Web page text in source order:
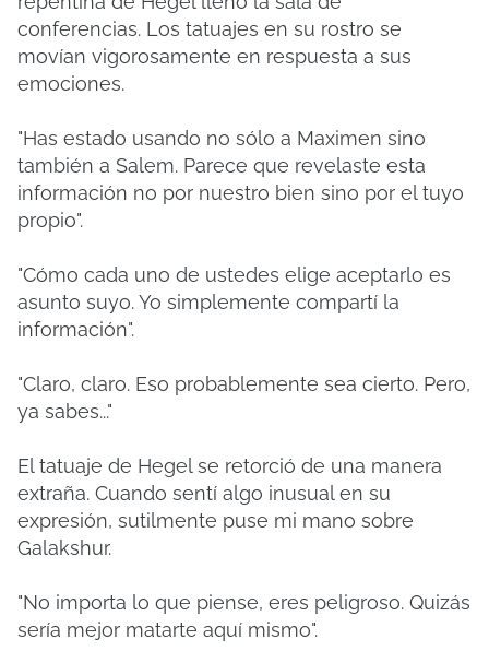
conferencias. Los tatuajes en su rostro se
movían vigorosamente en respuesta a sus
emociones.
"Has estado usando no sólo a Maximen sino
también a Salem. Parece que revelaste esta
información no por nuestro bien sino por el tuyo
propio".
"Cómo cada uno de ustedes elige aceptarlo es
asunto suyo. Yo simplemente compartí la
información".
"Claro, claro. Eso probablemente sea cierto. Pero,
ya sabes..."
El tatuaje de Hegel se retorció de una manera
extraña. Cuando sentí algo inusual en su
expresión, sutilmente puse mi mano sobre
Galakshur.
"No importa lo que piense, eres peligroso. Quizás
sería mejor matarte aquí mismo".